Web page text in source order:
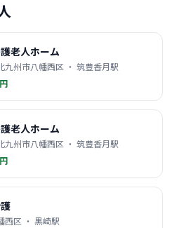
老人ホーム
九州市八幡西区 ・ 筑豊香月駅
老人ホーム
九州市八幡西区 ・ 筑豊香月駅
西区 ・ 黒崎駅